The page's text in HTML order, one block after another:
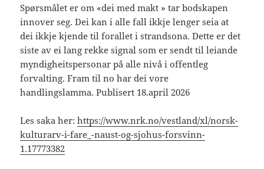
Spørsmålet er om «dei med makt » tar bodskapen
innover seg. Dei kan i alle fall ikkje lenger seia at
dei ikkje kjende til forallet i strandsona. Dette er det
siste av ei lang rekke signal som er sendt til leiande
myndigheitspersonar på alle nivå i offentleg
forvalting. Fram til no har dei vore
handlingslamma. Publisert 18.april 2026
Les saka her:https://www.nrk.no/vestland/xl/norsk-
kulturarv-i-fare_-naust-og-sjohus-forsvinn-
1.17773382